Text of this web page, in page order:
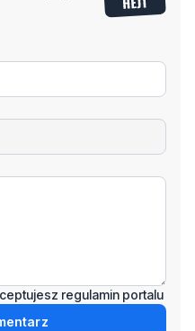
regulamin portalu